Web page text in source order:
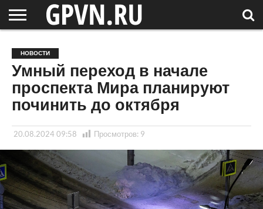
ОБЛАСТЬ
НОВОСТИ
СОСЕДЕЙ
РОССИЯ
/ МИР
СПЕЦПРОЕКТЫ
БЛОГ
СТАТЬИ
ФОТОРЕПОРТАЖИ
ИНТЕРВЬЮ
ОБЪЕКТЫ
ПОДБОРКИ
НОВОСТИ
Умный переход в начале
проспекта Мира планируют
починить до октября
20.08.2024 09:58 Просмотров: 9